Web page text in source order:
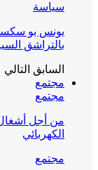
سياسة
يونس بو
بالتراشق
السابق التالي
مجتمع
مجتمع
من أجل أشغال
الكهربائي
مجتمع